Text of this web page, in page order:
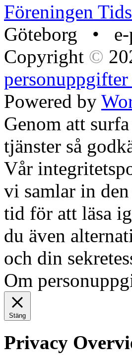
Föreningen
Göteborg • e-
Copyright ©
Powered by
Genom att
tjänster så
Vår
vi samlar in
tid för att läsa
du även
och din
Om
Stäng
Privacy